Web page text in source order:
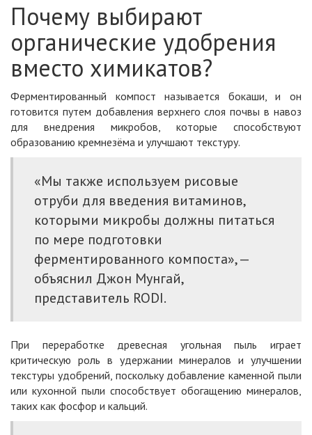
Почему выбирают
органические удобрения
вместо химикатов?
Ферментированный компост называется бокаши, и он
готовится путем добавления верхнего слоя почвы в навоз
для внедрения микробов, которые способствуют
образованию кремнезёма и улучшают текстуру.
«Мы также используем рисовые
отруби для введения витаминов,
которыми микробы должны питаться
по мере подготовки
ферментированного компоста», —
объяснил Джон Мунгай,
представитель RODI.
При переработке древесная угольная пыль играет
критическую роль в удержании минералов и улучшении
текстуры удобрений, поскольку добавление каменной пыли
или кухонной пыли способствует обогащению минералов,
таких как фосфор и кальций.